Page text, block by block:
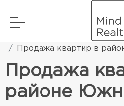
Элитная жилая
Продажа квартир в
Продажа
районе